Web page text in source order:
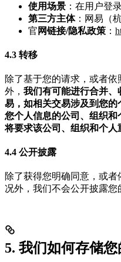
使用场景 ：在用户登
第三方主体：网易（
官 网链接/隐私政策 ：
4.3 转移
除了基于您的请求，或者
外， 我们有可能进行合并
易，如相关交易涉及到您
您个人信息的公司、组织
将要求该公司、组织和个人
4.4 公开披露
除了获得您明确同意，或
况外，我们不会公开披露您
5. 我们如何存储